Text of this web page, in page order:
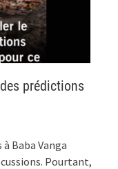
prédictions
Baba Vanga
Pourtant,